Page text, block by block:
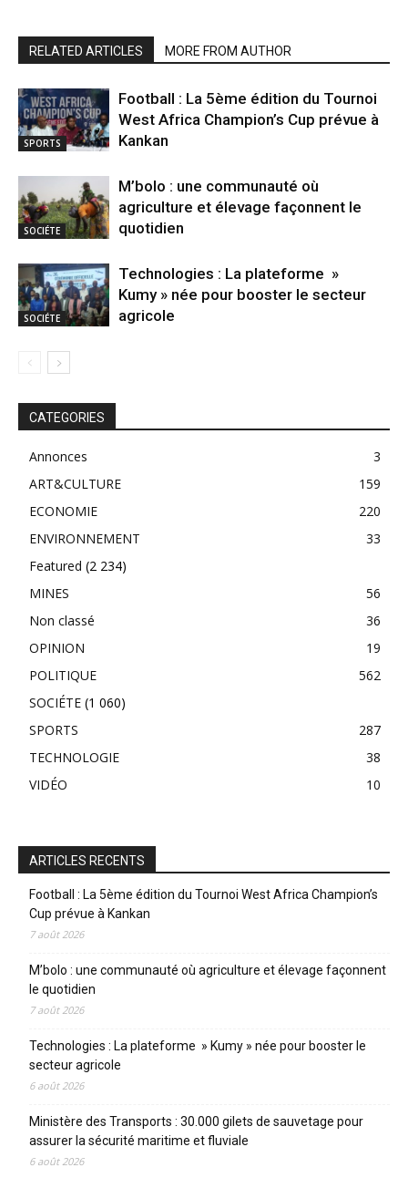
RELATED ARTICLES MORE FROM AUTHOR
SPORTS
Football : La 5ème édition du Tournoi
West Africa Champion’s Cup prévue à
Kankan
SOCIÉTE
M’bolo : une communauté où
agriculture et élevage façonnent le
quotidien
SOCIÉTE
Technologies : La plateforme »
Kumy » née pour booster le secteur
agricole
CATEGORIES
Annonces
3
ART&CULTURE
159
ECONOMIE
220
ENVIRONNEMENT
33
Featured (2 234)
MINES
56
Non classé
36
OPINION
19
POLITIQUE
562
SOCIÉTE (1 060)
SPORTS
287
TECHNOLOGIE
38
VIDÉO
10
ARTICLES RECENTS
Football : La 5ème édition du Tournoi West Africa Champion’s
Cup prévue à Kankan
7 août 2026
M’bolo : une communauté où agriculture et élevage façonnent
le quotidien
7 août 2026
Technologies : La plateforme » Kumy » née pour booster le
secteur agricole
6 août 2026
Ministère des Transports : 30.000 gilets de sauvetage pour
assurer la sécurité maritime et fluviale
6 août 2026